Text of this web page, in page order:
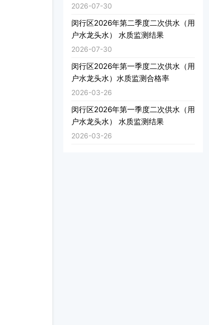
2026-07-30
闵行区2026年第二季度二次供水（用
户水龙头水） 水质监测结果
2026-07-30
闵行区2026年第一季度二次供水（用
户水龙头水）水质监测合格率
2026-03-26
闵行区2026年第一季度二次供水（用
户水龙头水） 水质监测结果
2026-03-26